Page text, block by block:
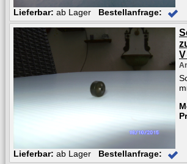
Lieferbar: ab Lager Bestellanfrage:
Lieferbar: ab Lager Bestellanfrage: